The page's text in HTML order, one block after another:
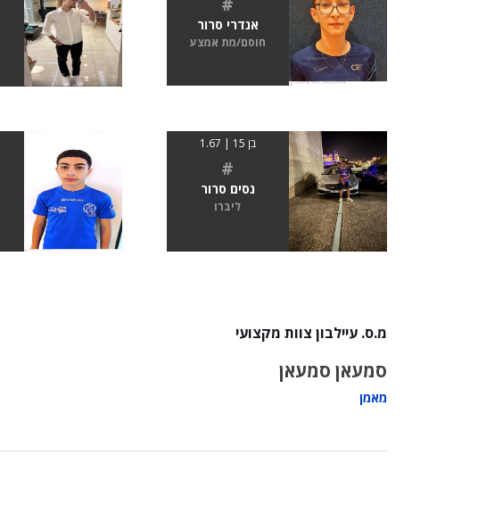
אנדרי סרור
חוסם/מת אמצע
בן 15 | 1.67
#
נסים סרור
ליברו
מ.ס. עיילבון צוות מקצועי
סמעאן סמעאן
מאמן